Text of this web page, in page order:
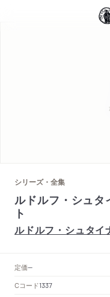
シリーズ・全集
ルドルフ・シュ
ト
ルドルフ・シュタイ
定価--
Cコード1337